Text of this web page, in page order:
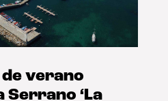
de verano
‘La